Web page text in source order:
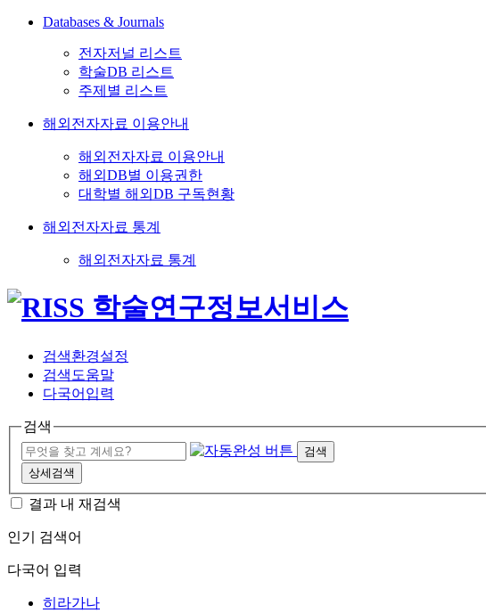
Databases & Journals
전자저널 리스트
학술DB 리스트
주제별 리스트
해외전자자료 이용안내
해외전자자료 이용안내
해외DB별 이용권한
대학별 해외DB 구독현황
해외전자자료 통계
해외전자자료 통계
검색환경설정
검색도움말
다국어입력
검색
검색
상세검색
결과 내 재검색
인기 검색어
다국어 입력
히라가나